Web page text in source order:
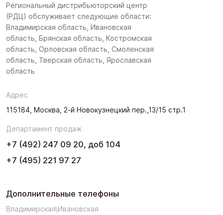
Региональный дистрибьюторский центр
(РДЦ) обслуживает следующие области:
Владимирская область, Ивановская
область, Брянская область, Костромская
область, Орловская область, Смоленская
область, Тверская область, Ярославская
область
Адрес
115184, Москва, 2-й Новокузнецкий пер.,13/15 стр.1
Департамент продаж
+7 (492) 247 09 20, доб 104
+7 (495) 221 97 27
Дополнительные телефоны
Владимирская\Ивановская